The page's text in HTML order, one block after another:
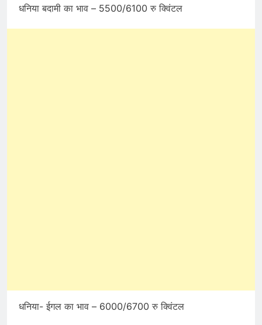
धनिया बदामी का भाव – 5500/6100 रु क्विंटल
धनिया- ईगल का भाव – 6000/6700 रु क्विंटल